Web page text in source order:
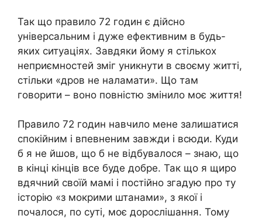
Так що правило 72 годин є дійсно
універсальним і дуже ефективним в будь-
яких ситуаціях. Завдяки йому я стількох
неприємностей зміг уникнути в своєму житті,
стільки «дров не наламати». Що там
говорити – воно повністю змінило моє життя!
Правило 72 годин навчило мене залишатися
спокійним і впевненим завжди і всюди. Куди
б я не йшов, що б не відбувалося – знаю, що
в кінці кінців все буде добре. Так що я щиро
вдячний своїй мамі і постійно згадую про ту
історію «з мокрими штанами», з якої і
почалося, по суті, моє дорослішання. Тому